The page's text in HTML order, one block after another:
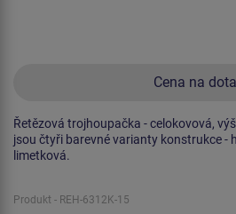
Cena na
Řetězová trojhoupačka - celokovová,
jsou čtyři barevné varianty konstrukce -
limetková.
Produkt - REH-6312K-15